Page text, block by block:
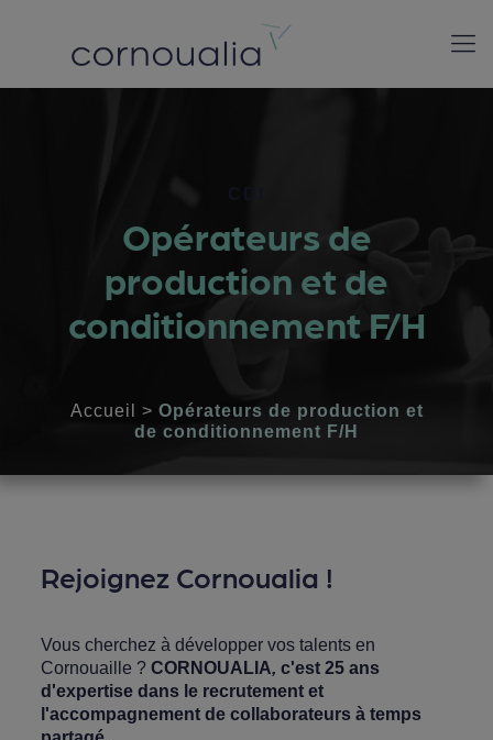
Opérateurs de
production et de
conditionnement F/H
Accueil > Opérateurs de production et
de conditionnement F/H
Rejoignez Cornoualia !
Vous cherchez à développer vos talents en
Cornouaille ? CORNOUALIA, c'est 25 ans
d'expertise dans le recrutement et
l'accompagnement de collaborateurs à temps